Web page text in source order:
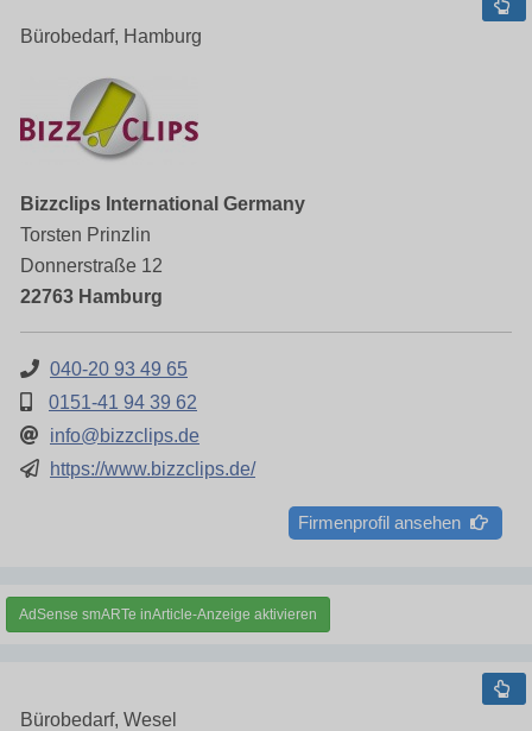
Bürobedarf, Hamburg
Bizzclips International Germany
Torsten Prinzlin
Donnerstraße 12
22763 Hamburg
040-20 93 49 65
0151-41 94 39 62
info@bizzclips.de
https://www.bizzclips.de/
Firmenprofil ansehen
AdSense smARTe inArticle-Anzeige aktivieren
Bürobedarf, Wesel